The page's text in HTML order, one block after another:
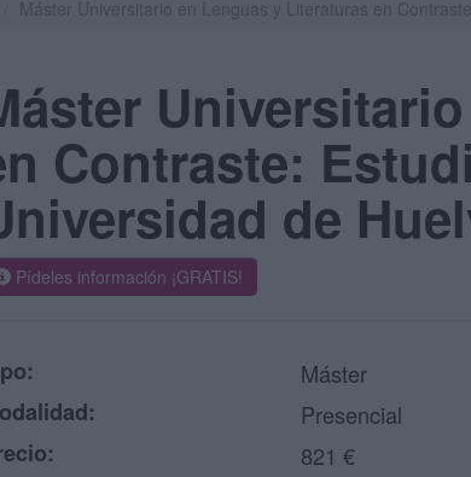
Contraste:
de
Pídeles información ¡GRATIS!
Máster
Presencial
821 €